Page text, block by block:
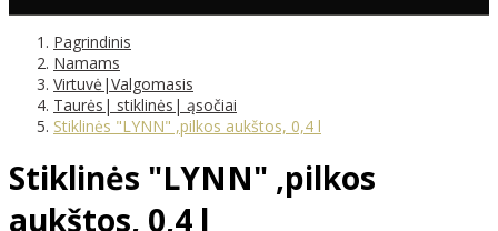
Pagrindinis
Namams
Virtuvė|Valgomasis
Taurės| stiklinės| ąsočiai
Stiklinės "LYNN" ,pilkos aukštos, 0,4 l
Stiklinės "LYNN" ,pilkos
aukštos, 0,4 l